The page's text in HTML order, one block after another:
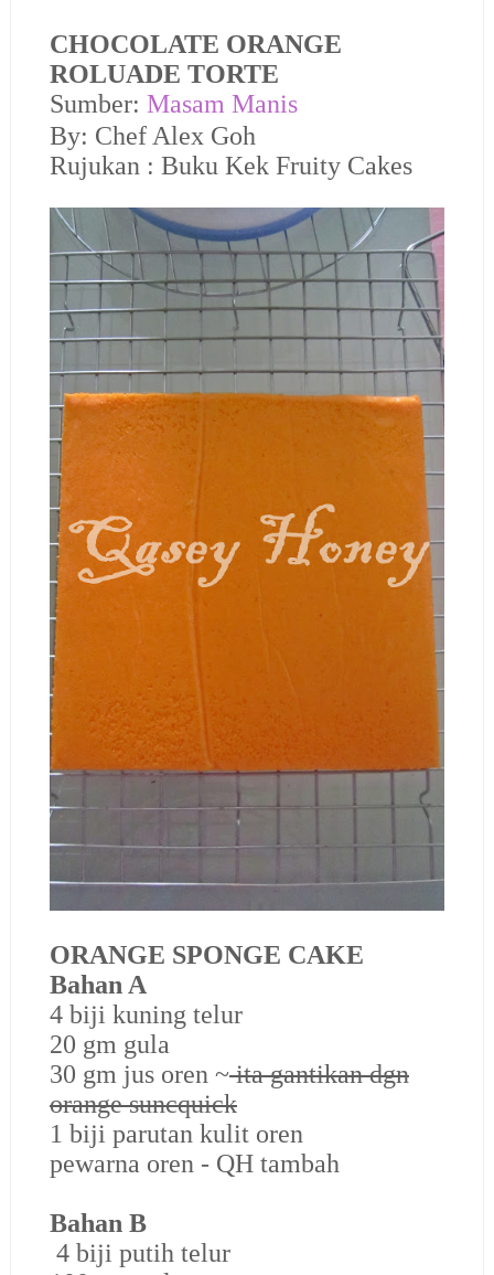
CHOCOLATE ORANGE
ROLUADE TORTE
Sumber: Masam Manis
By: Chef Alex Goh
Rujukan : Buku Kek Fruity Cakes
ORANGE SPONGE CAKE
Bahan A
4 biji kuning telur
20 gm gula
30 gm jus oren ~ita gantikan dgn
orange suncquick
1 biji parutan kulit oren
pewarna oren - QH tambah
Bahan B
4 biji putih telur